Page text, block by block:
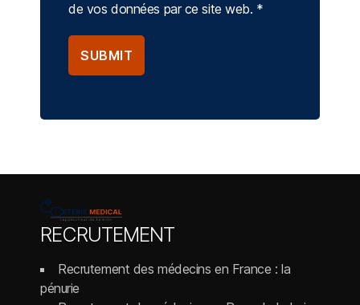
de vos données par ce site web. *
RECRUTEMENT
Recrutement des médecins en France : la
pénurie